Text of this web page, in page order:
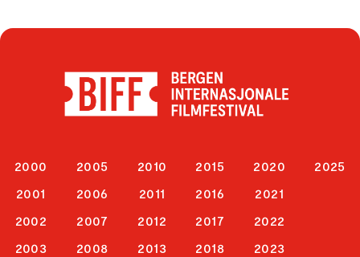
2000
2001
2002
2003
2005
2006
2007
2008
2010
2011
2012
2013
2015
2016
2017
2018
2020
2021
2022
2023
2025